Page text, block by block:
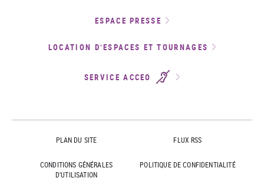
ESPACE PRESSE
LOCATION D’ESPACES ET TOURNAGES
SERVICE ACCEO
PLAN DU SITE FLUX RSS
CONDITIONS GÉNÉRALES
D'UTILISATION
POLITIQUE DE CONFIDENTIALITÉ